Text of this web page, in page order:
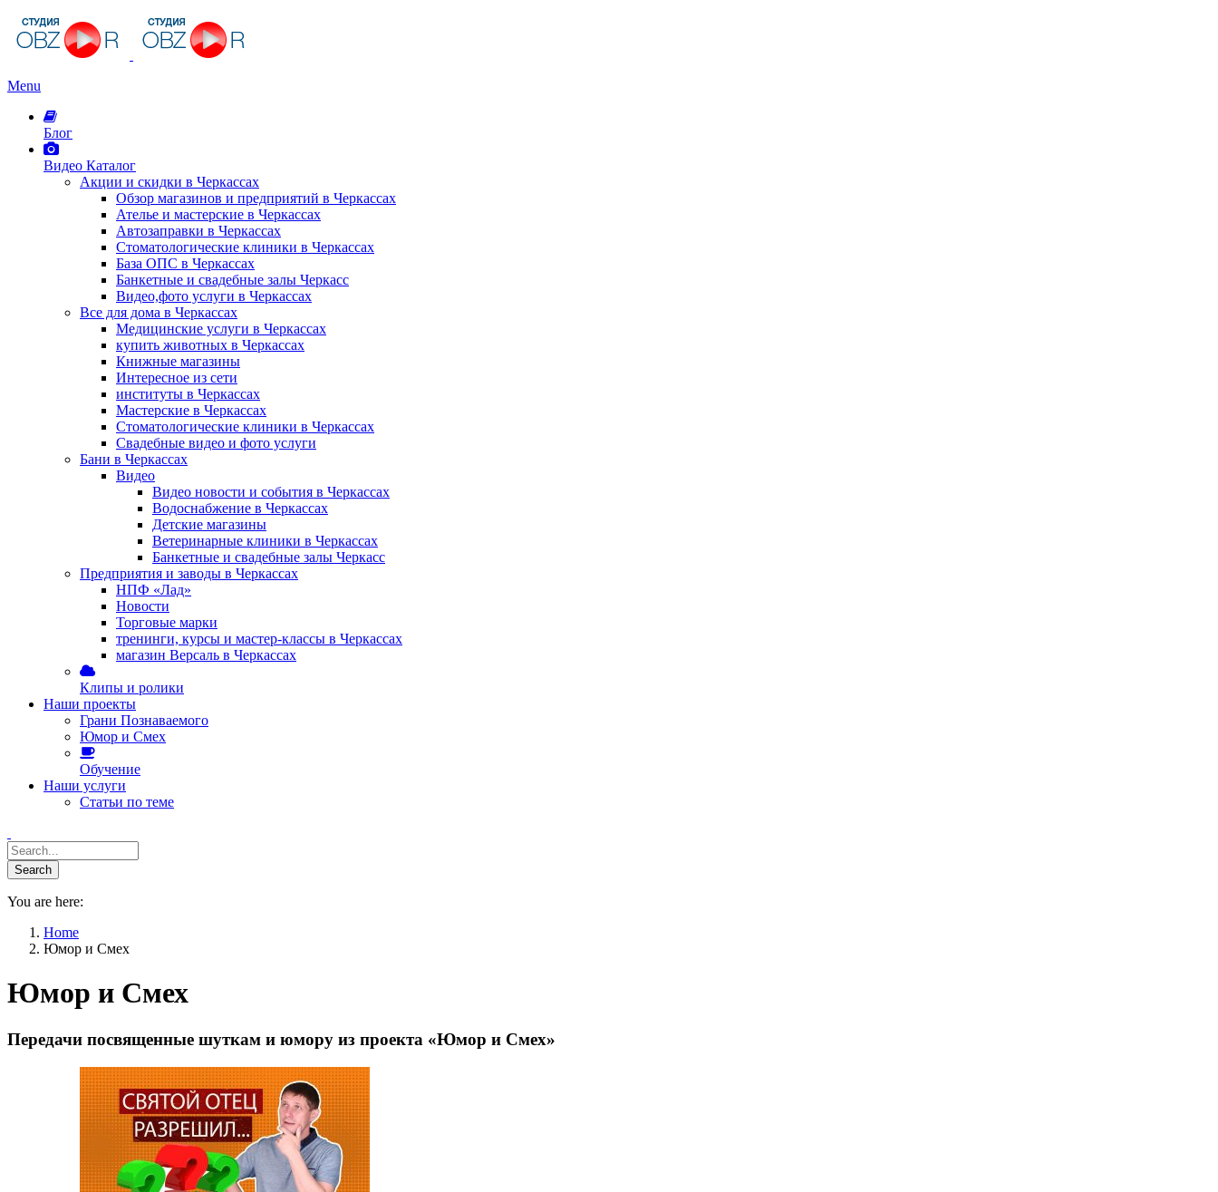
Menu
Блог
Видео Каталог
Акции и скидки в Черкассах
Обзор магазинов и предприятий в Черкассах
Ателье и мастерские в Черкассах
Автозаправки в Черкассах
Стоматологические клиники в Черкассах
База ОПС в Черкассах
Банкетные и свадебные залы Черкасс
Видео,фото услуги в Черкассах
Все для дома в Черкассах
Медицинские услуги в Черкассах
купить животных в Черкассах
Книжные магазины
Интересное из сети
институты в Черкассах
Мастерские в Черкассах
Стоматологические клиники в Черкассах
Свадебные видео и фото услуги
Бани в Черкассах
Видео
Видео новости и события в Черкассах
Водоснабжение в Черкассах
Детские магазины
Ветеринарные клиники в Черкассах
Банкетные и свадебные залы Черкасс
Предприятия и заводы в Черкассах
НПФ «Лад»
Новости
Торговые марки
тренинги, курсы и мастер-классы в Черкассах
магазин Версаль в Черкассах
Клипы и ролики
Наши проекты
Грани Познаваемого
Юмор и Смех
Обучение
Наши услуги
Статьи по теме
You are here:
Home
Юмор и Смех
Юмор и Смех
Передачи посвященные шуткам и юмору из проекта «Юмор и Смех»